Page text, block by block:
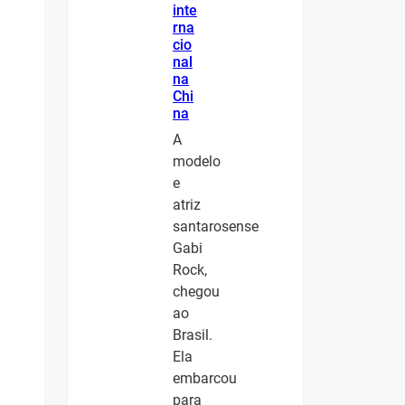
inte
rna
cio
nal
na
Chi
na
A
modelo
e
atriz
santarosense
Gabi
Rock,
chegou
ao
Brasil.
Ela
embarcou
para